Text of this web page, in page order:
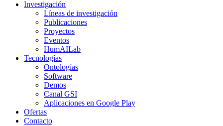
Investigación
Líneas de investigación
Publicaciones
Proyectos
Eventos
HumAILab
Tecnologías
Ontologías
Software
Demos
Canal GSI
Aplicaciones en Google Play
Ofertas
Contacto